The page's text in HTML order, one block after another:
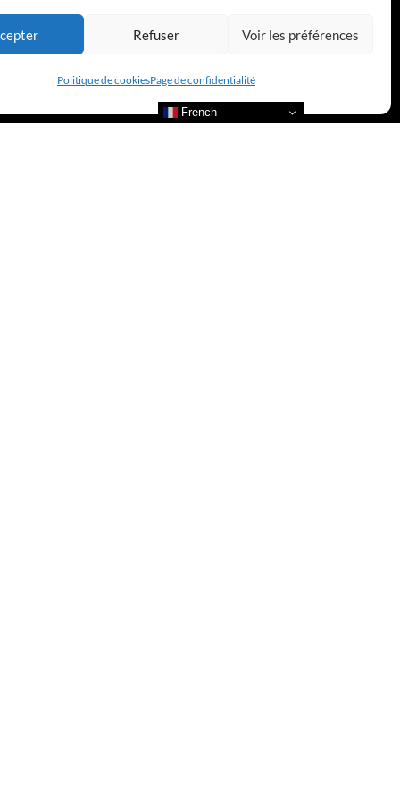
Refuser Voir les préférences
Politique de cookiesPage de confidentialité
French